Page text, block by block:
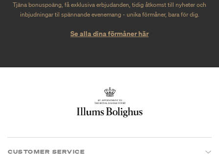
Tjäna bonuspoäng, få exklusiva erbjudanden, tidig åtkomst till nyheter och
inbjudningar til spännande evenemang - unika förmåner, bara för dig.
Se alla dina förmåner här
CUSTOMER SERVICE